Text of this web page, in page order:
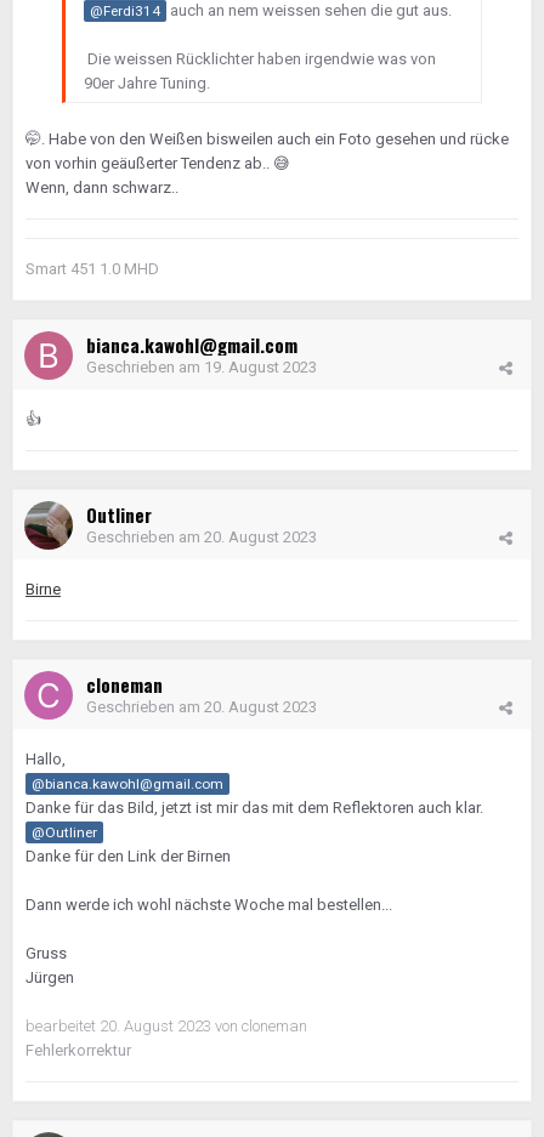
@Ferdi314 auch an nem weissen sehen die gut aus.
Die weissen Rücklichter haben irgendwie was von
90er Jahre Tuning.
🤭. Habe von den Weißen bisweilen auch ein Foto gesehen und rücke
von vorhin geäußerter Tendenz ab.. 😅
Wenn, dann schwarz..
Smart 451 1.0 MHD
bianca.kawohl@gmail.com
Geschrieben am 19. August 2023
👍
Outliner
Geschrieben am 20. August 2023
Birne
cloneman
Geschrieben am 20. August 2023
Hallo,
@bianca.kawohl@gmail.com
Danke für das Bild, jetzt ist mir das mit dem Reflektoren auch klar.
@Outliner
Danke für den Link der Birnen
Dann werde ich wohl nächste Woche mal bestellen...
Gruss
Jürgen
bearbeitet 20. August 2023 von cloneman
Fehlerkorrektur